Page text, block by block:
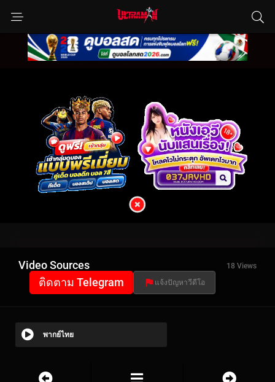
Video Sources 18 Views
ติดตาม Telegram แจ้งปัญหาวีดีโอ
พากย์ไทย